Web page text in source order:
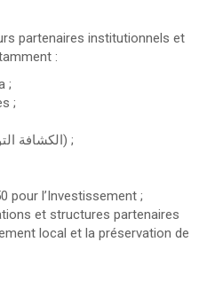
partenaires institutionnels et
:
;
;
les Scouts Tunisiens (الكشافة التونسية) ;
pour l’Investissement ;
et structures partenaires
local et la préservation de